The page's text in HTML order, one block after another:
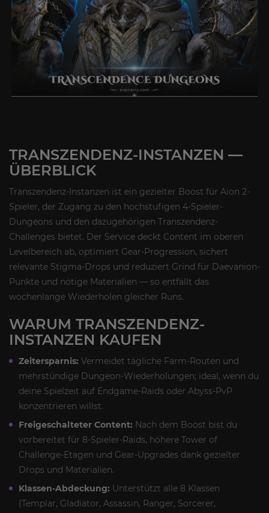
TRANSZENDENZ-INSTANZEN —
ÜBERBLICK
Transzendenz-Instanzen ist ein gezielter Boost für Aion 2-
Spieler, der Zugang zu den hochstufigen 4-Spieler-
Dungeons und den dazugehörigen Transzendenz-
Challenges bietet. Der Service deckt Content im oberen
Levelbereich ab, optimiert Gear-Progression, sichert
relevante Stigma-Drops und reduziert Grind für Daevanion-
Punkte und nötige Materialien — so entfällt das
wochenlange Wiederholen gleicher Runs.
WARUM TRANSZENDENZ-
INSTANZEN KAUFEN
Zeitersparnis: Vermeidet tägliche Farm-Routen und
mehrstündige Dungeon-Wiederholungen; ideal, wenn du
deine Spielzeit auf Endgame-Raids oder Abyss-PvP
konzentrieren willst.
Freigeschalteter Content: Nach dem Boost bist du
vorbereitet für 8-Spieler-Raids, höhere Tower of
Challenge-Etagen und Gear-Upgrades dank gezielter
Drops und Materialien.
Klassen-Abdeckung: Unterstützt alle 8 Klassen
(Templar, Gladiator, Assassin, Ranger, Sorcerer,